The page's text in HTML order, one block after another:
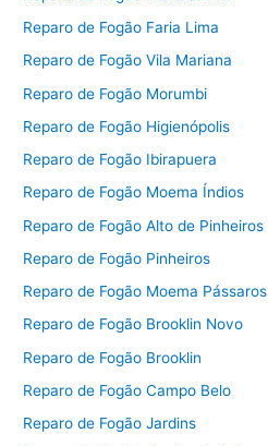
Reparo de Fogão Faria Lima
Reparo de Fogão Vila Mariana
Reparo de Fogão Morumbi
Reparo de Fogão Higienópolis
Reparo de Fogão Ibirapuera
Reparo de Fogão Moema Índios
Reparo de Fogão Alto de Pinheiros
Reparo de Fogão Pinheiros
Reparo de Fogão Moema Pássaros
Reparo de Fogão Brooklin Novo
Reparo de Fogão Brooklin
Reparo de Fogão Campo Belo
Reparo de Fogão Jardins